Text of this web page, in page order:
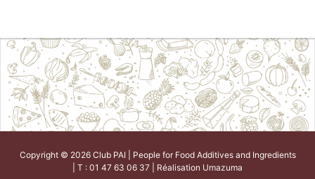
Copyright © 2026 Club PAI | People for Food Additives and Ingredients
| T : 01 47 63 06 37 | Réalisation Umazuma